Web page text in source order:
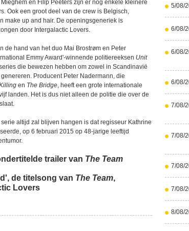
en Filip Peeters zijn er nog enkele kleinere
Ook een groot deel van de crew is Belgisch,
make up and hair. De openingsgeneriek is
door Intergalactic Lovers.
de hand van het duo Mai Brostrøm en Peter
Emmy Award'-winnende politiereeksen Unit
die bewezen hebben om zowel in Scandinavië
Producent Peter Nadermann, die
en The Bridge, heeft een grote internationale
landen. Het is dus niet alleen de politie die over de
altijd zal blijven hangen is dat regisseur Kathrine
op 6 februari 2015 op 48-jarige leeftijd
trailer van The Team
de titelsong van The Team,
Lovers
5/08/
6/08/
6/08/
6/08/
7/08/
7/08/
7/08/
7/08/
8/08/